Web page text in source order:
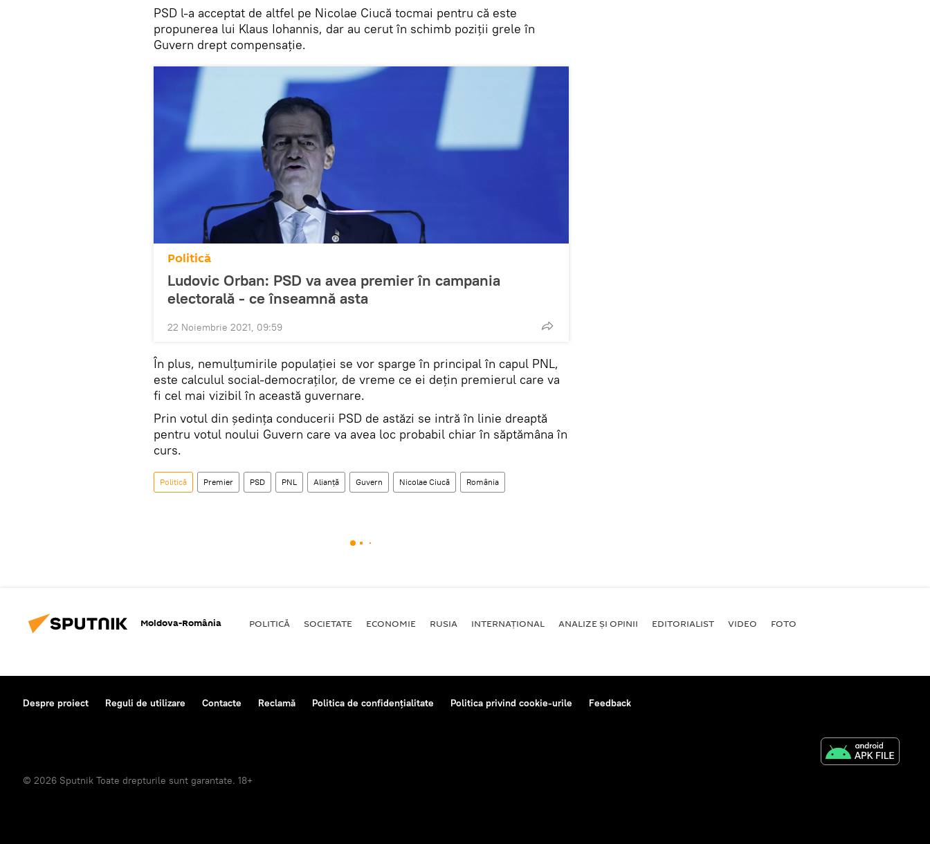
PSD l-a acceptat de altfel pe Nicolae Ciucă tocmai pentru că este
propunerea lui Klaus Iohannis, dar au cerut în schimb poziții grele în
Guvern drept compensație.
Politică
Ludovic Orban: PSD va avea premier în campania
electorală - ce înseamnă asta
22 Noiembrie 2021, 09:59
În plus, nemulțumirile populației se vor sparge în principal în capul PNL,
este calculul social-democraților, de vreme ce ei dețin premierul care va
fi cel mai vizibil în această guvernare.
Prin votul din ședința conducerii PSD de astăzi se intră în linie dreaptă
pentru votul noului Guvern care va avea loc probabil chiar în săptămâna în
curs.
Politică Premier PSD PNL Alianță Guvern Nicolae Ciucă România
Moldova-România POLITICĂ SOCIETATE ECONOMIE RUSIA INTERNAŢIONAL ANALIZE ȘI OPINII EDITORIALIST VIDEO FOTO
Despre proiect Reguli de utilizare Contacte Reclamă Politica de confidențialitate Politica privind cookie-urile Feedback
© 2026 Sputnik Toate drepturile sunt garantate. 18+